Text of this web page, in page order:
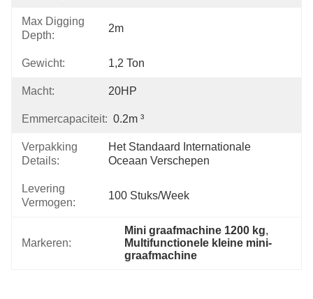
Max Digging
Depth:
2m
Gewicht: 1,2 Ton
Macht: 20HP
Emmercapaciteit: 0.2m ³
Verpakking
Details:
Het Standaard Internationale
Oceaan Verschepen
Levering
Vermogen:
100 Stuks/week
Markeren:
Mini graafmachine 1200 kg,
Multifunctionele kleine mini-
graafmachine